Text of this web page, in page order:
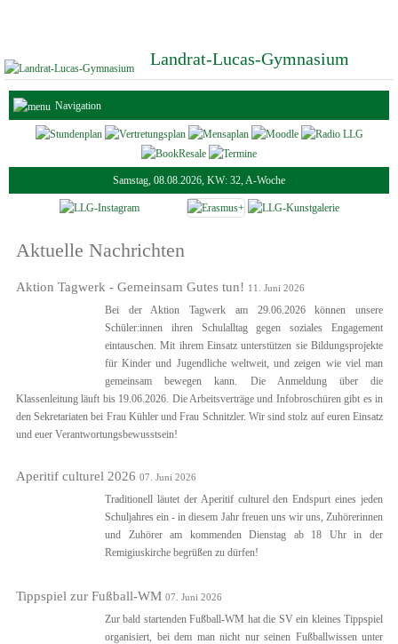
Landrat-Lucas-Gymnasium
Navigation
Samstag, 08.08.2026, KW: 32, A-Woche
Aktuelle Nachrichten
Aktion Tagwerk - Gemeinsam Gutes tun! 11. Juni 2026
Bei der Aktion Tagwerk am 29.06.2026 können unsere
Schüler:innen ihren Schulalltag gegen soziales Engagement
eintauschen. Mit ihrem Einsatz unterstützen sie Bildungsprojekte
für Kinder und Jugendliche weltweit, und zeigen wie viel man
gemeinsam bewegen kann. Die Anmeldung über die
Klassenleitung läuft bis 19.06.2026. Die Arbeitsverträge und Infobroschüren gibt es in
den Sekretariaten bei Frau Kühler und Frau Schnitzler. Wir sind stolz auf euren Einsatz
und euer Verantwortungsbewusstsein!
Aperitif culturel 2026 07. Juni 2026
Traditionell läutet der Aperitif culturel den Endspurt eines jeden
Schuljahres ein - in diesem Jahr freuen uns wir uns, Zuhörerinnen
und Zuhörer am kommenden Dienstag ab 18 Uhr in der
Remigiuskirche begrüßen zu dürfen!
Tippspiel zur Fußball-WM 07. Juni 2026
Zur bald startenden Fußball-WM hat die SV ein kleines Tippspiel
organisiert, bei dem man nicht nur seinen Fußballwissen unter